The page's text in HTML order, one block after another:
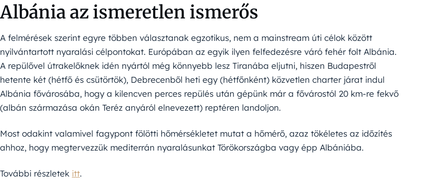
Albánia az ismeretlen ismerős
A felmérések szerint egyre többen választanak egzotikus, nem a mainstream úti célok között
nyilvántartott nyaralási célpontokat. Európában az egyik ilyen felfedezésre váró fehér folt Albánia.
A repülővel útrakelőknek idén nyártól még könnyebb lesz Tiranába eljutni, hiszen Budapestről
hetente két (hétfő és csütörtök), Debrecenből heti egy (hétfőnként) közvetlen charter járat indul
Albánia fővárosába, hogy a kilencven perces repülés után gépünk már a fővárostól 20 km-re fekvő
(albán származása okán Teréz anyáról elnevezett) reptéren landoljon.
Most odakint valamivel fagypont fölötti hőmérsékletet mutat a hőmérő, azaz tökéletes az időzítés
ahhoz, hogy megtervezzük mediterrán nyaralásunkat Törökországba vagy épp Albániába.
További részletek itt.